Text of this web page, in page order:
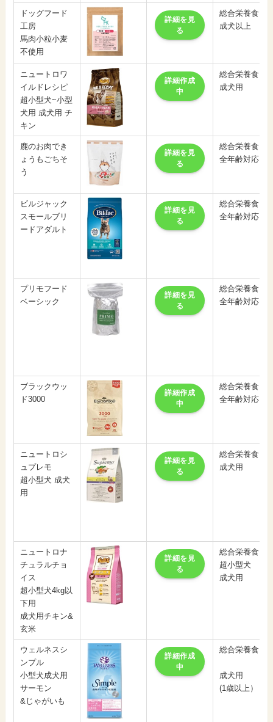
ドッグフード
工房
馬肉小粒小麦
不使用
詳細を見
る
総合栄養食
成犬以上
ニュートロワ
イルドレシピ
超小型犬~小型
犬用 成犬用 チ
キン
詳細作成
中
総合栄養食
成犬用
鹿のお肉でき
ょうもごちそ
う
詳細を見
る
総合栄養食
全年齢対応
ビルジャック
スモールブリ
ードアダルト
詳細を見
る
総合栄養食
全年齢対応
プリモフード
ベーシック
詳細を見
る
総合栄養食
全年齢対応
ブラックウッ
ド3000
詳細作成
中
総合栄養食
全年齢対応
ニュートロシ
ュプレモ
超小型犬 成犬
用
詳細を見
る
総合栄養食
成犬用
ニュートロナ
チュラルチョ
イス
超小型犬4kg以
下用
成犬用チキン&
玄米
詳細を見
る
総合栄養食
超小型犬
成犬用
ウェルネスシ
ンプル
小型犬成犬用
サーモン
&じゃがいも
詳細作成
中
総合栄養食
成犬用
(1歳以上）